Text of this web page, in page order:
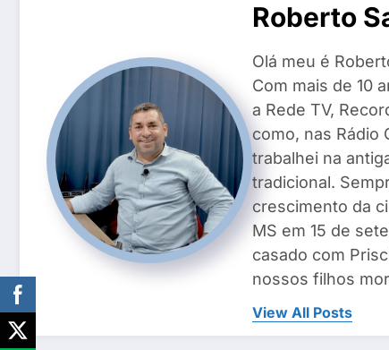
Roberto
Olá meu é
Com mais de 10
a Rede TV,
como, nas Rádio
trabalhei na
tradicional.
crescimento da
MS em 15 de
casado com
nossos filhos
View All Posts